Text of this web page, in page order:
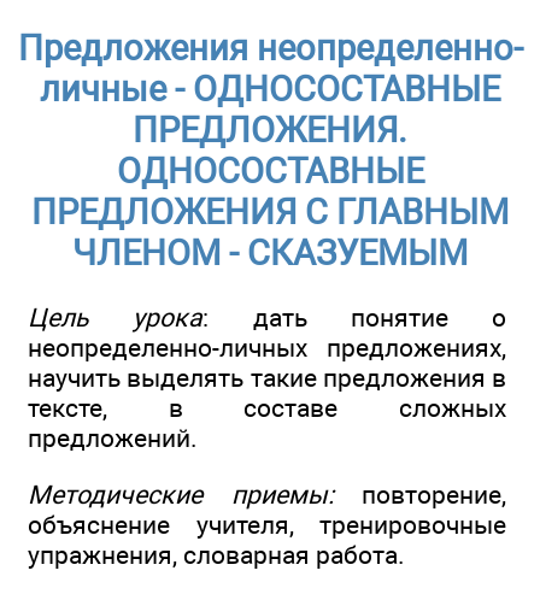
Предложения неопределенно-
личные - ОДНОСОСТАВНЫЕ
ПРЕДЛОЖЕНИЯ.
ОДНОСОСТАВНЫЕ
ПРЕДЛОЖЕНИЯ С ГЛАВНЫМ
ЧЛЕНОМ - СКАЗУЕМЫМ
Цель урока: дать понятие о
неопределенно-личных предложениях,
научить выделять такие предложения в
тексте, в составе сложных
предложений.
Методические приемы:повторение,
объяснение учителя, тренировочные
упражнения, словарная работа.